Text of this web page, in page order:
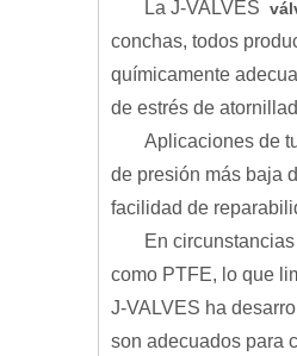
La J-VALVES
conchas, todos
químicamente
de estrés de
Aplicaciones de
de presión más baja
facilidad de
En circunstancias
como PTFE, lo que
J-VALVES ha
son adecuados para